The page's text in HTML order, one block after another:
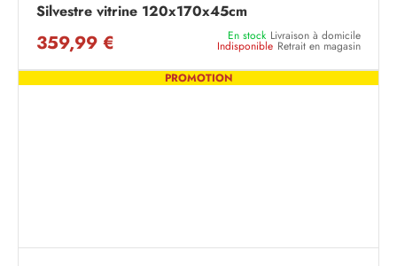
Silvestre vitrine 120x170x45cm
359,99 € En stock Livraison à domicile
Indisponible Retrait en magasin
PROMOTION